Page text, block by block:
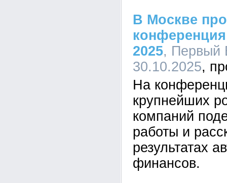
В Москве
2025, Первый
30.10.2025
На
крупнейших
компаний
работы и
результатах
финансов.